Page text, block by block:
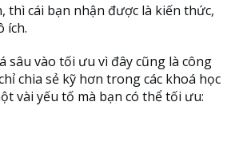
thì cái bạn nhận được là kiến thức,
ích.
sâu vào tối ưu vì đây cũng là công
chia sẻ kỹ hơn trong các khoá học
vài yếu tố mà bạn có thể tối ưu: